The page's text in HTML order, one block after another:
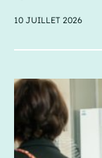
10 JUILLET 2026